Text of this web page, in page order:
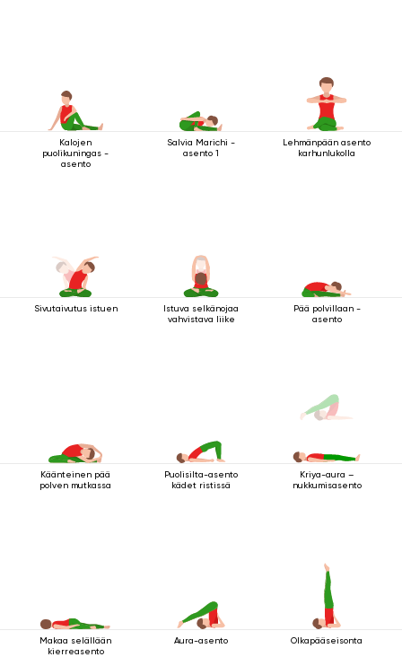
Kalojen
puolikuningas -
asento
Salvia Marichi -
asento 1
Lehmänpään asento
karhunlukolla
Sivutaivutus istuen
Istuva selkänojaa
vahvistava liike
Pää polvillaan -
asento
Käänteinen pää
polven mutkassa
Puolisilta-asento
kädet ristissä
Kriya-aura –
nukkumisasento
Makaa selällään
kierreasento
Aura-asento Olkapääseisonta